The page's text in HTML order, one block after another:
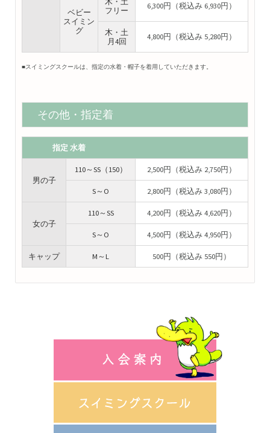
ベビー
スイミン
グ
フリー
6,300円（税込み 6,930円）
木・土
月4回
4,800円（税込み 5,280円）
■スイミングスクールは、指定の水着・帽子を着用していただきます。
その他・指定着
指定 水着
男の子
110～SS（150） 2,500円（税込み 2,750円）
S～O 2,800円（税込み 3,080円）
女の子
110～SS 4,200円（税込み 4,620円）
S～O 4,500円（税込み 4,950円）
キャップ M～L 500円（税込み 550円）